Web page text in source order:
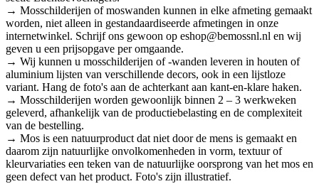
→ Mosschilderijen of moswanden kunnen in elke afmeting gemaakt
worden, niet alleen in gestandaardiseerde afmetingen in onze
internetwinkel. Schrijf ons gewoon op eshop@bemossnl.nl en wij
geven u een prijsopgave per omgaande.
→ Wij kunnen u mosschilderijen of -wanden leveren in houten of
aluminium lijsten van verschillende decors, ook in een lijstloze
variant. Hang de foto's aan de achterkant aan kant-en-klare haken.
→ Mosschilderijen worden gewoonlijk binnen 2 – 3 werkweken
geleverd, afhankelijk van de productiebelasting en de complexiteit
van de bestelling.
→ Mos is een natuurproduct dat niet door de mens is gemaakt en
daarom zijn natuurlijke onvolkomenheden in vorm, textuur of
kleurvariaties een teken van de natuurlijke oorsprong van het mos en
geen defect van het product. Foto's zijn illustratief.